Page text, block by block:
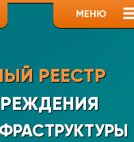
МЕНЮ
РЕЕСТР